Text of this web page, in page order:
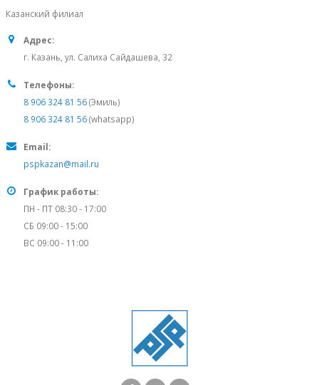
Казанский филиал
Адрес:
г. Казань, ул. Салиха Сайдашева, 32
Телефоны:
8 906 324 81 56(Эмиль)
8 906 324 81 56(whatsapp)
Email:
pspkazan@mail.ru
График работы:
ПН - ПТ 08:30 - 17:00
СБ 09:00 - 15:00
ВС 09:00 - 11:00